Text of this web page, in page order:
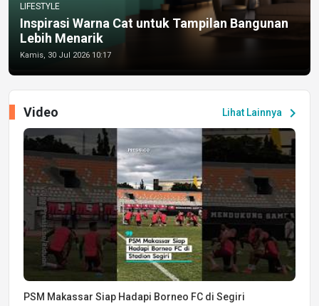
LIFESTYLE
Inspirasi Warna Cat untuk Tampilan Bangunan
Lebih Menarik
Kamis, 30 Jul 2026 10:17
Lihat Lainnya chevron_right
Video
PSM Makassar Siap Hadapi Borneo FC di Segiri